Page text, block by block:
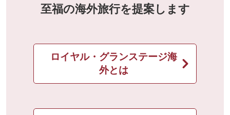
至福の海外旅行を提案します
ロイヤル・グランステージ海
外とは